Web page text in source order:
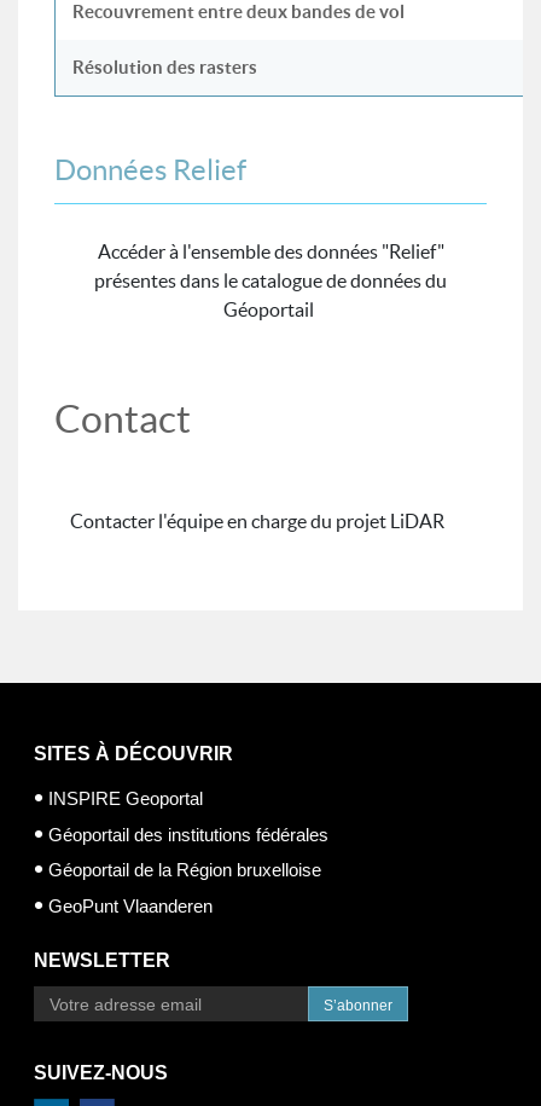
Recouvrement entre deux bandes de vol
Résolution des rasters
Données Relief
Accéder à l'ensemble des données "Relief"
présentes dans le catalogue de données du
Géoportail
Contact
Contacter l'équipe en charge du projet LiDAR
SITES À DÉCOUVRIR
INSPIRE Geoportal
Géoportail des institutions fédérales
Géoportail de la Région bruxelloise
GeoPunt Vlaanderen
NEWSLETTER
S’abonner
SUIVEZ-NOUS